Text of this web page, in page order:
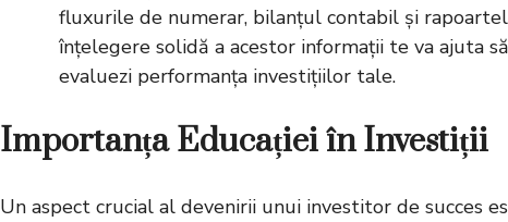
fluxurile de numerar, bilanțul contabil și
înțelegere solidă a acestor informații te va ajuta
evaluezi performanța investițiilor tale.
Importanța Educației în Investiții
Un aspect crucial al devenirii unui investitor de succes